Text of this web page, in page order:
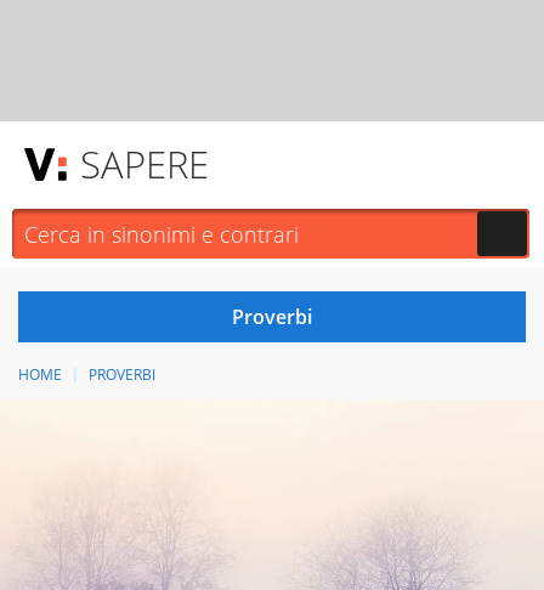
SAPERE
HOME PROVERBI